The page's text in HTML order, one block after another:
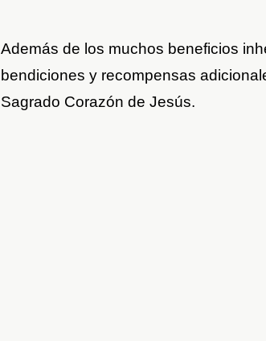
Además de los muchos beneficios
bendiciones y recompensas
Sagrado Corazón de Jesús.